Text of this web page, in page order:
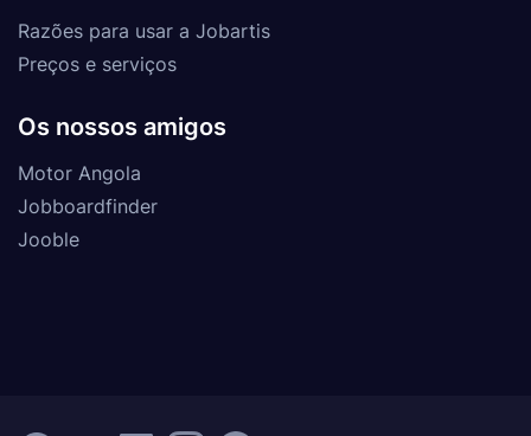
Razões para usar a Jobartis
Preços e serviços
Os nossos amigos
Motor Angola
Jobboardfinder
Jooble